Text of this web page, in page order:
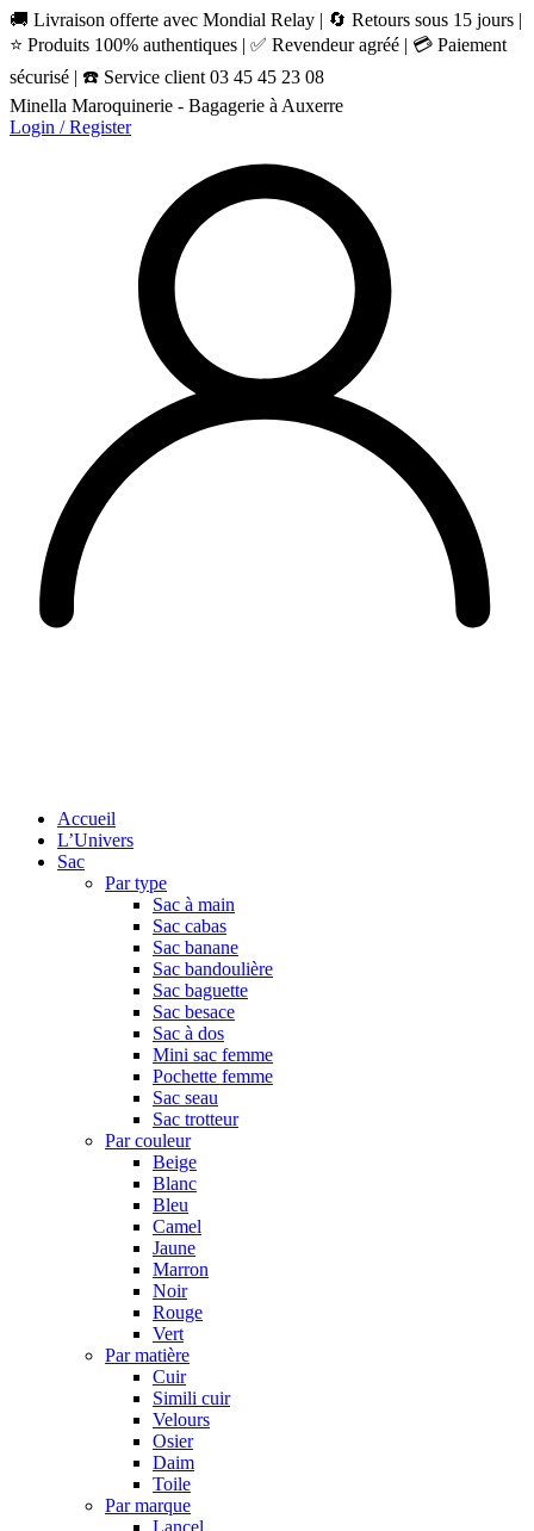
🚚 Livraison offerte avec Mondial Relay | 🔄 Retours sous 15 jours |
⭐ Produits 100% authentiques | ✅ Revendeur agréé | 💳 Paiement
sécurisé | ☎️ Service client 03 45 45 23 08
Minella Maroquinerie - Bagagerie à Auxerre
Login / Register
Accueil
L’Univers
Sac
Par type
Sac à main
Sac cabas
Sac banane
Sac bandoulière
Sac baguette
Sac besace
Sac à dos
Mini sac femme
Pochette femme
Sac seau
Sac trotteur
Par couleur
Beige
Blanc
Bleu
Camel
Jaune
Marron
Noir
Rouge
Vert
Par matière
Cuir
Simili cuir
Velours
Osier
Daim
Toile
Par marque
Lancel